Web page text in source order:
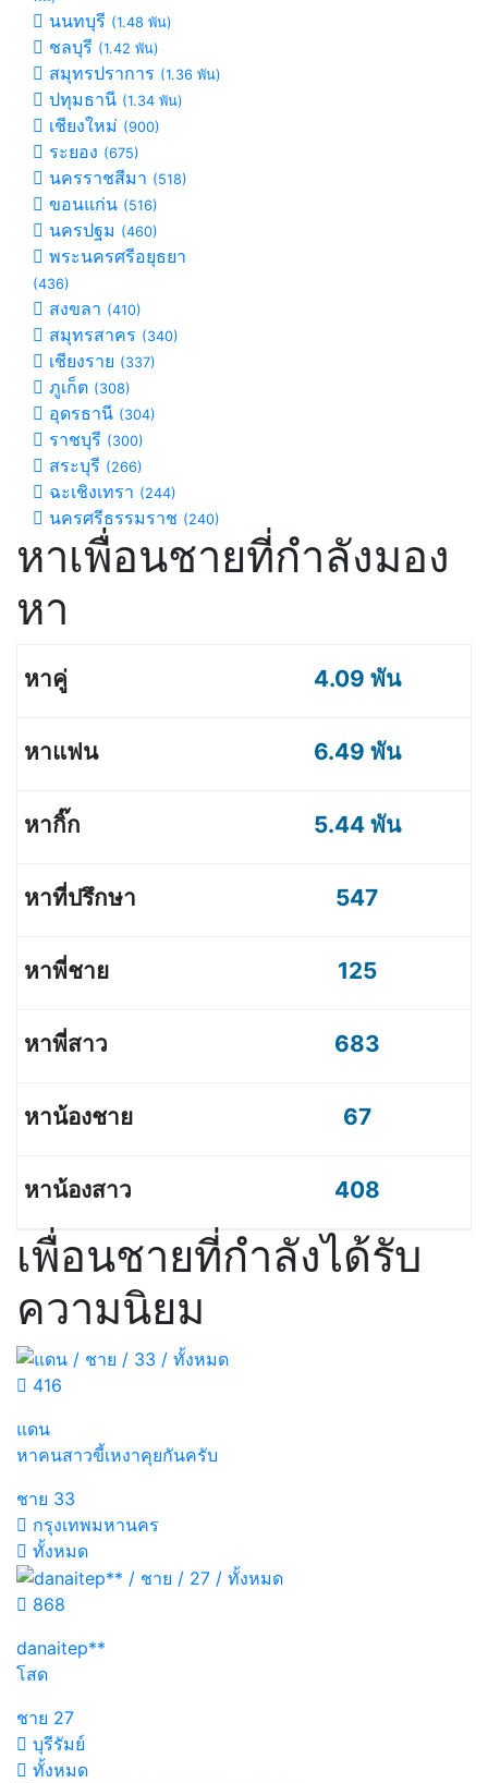
นนทบุรี (1.48 พัน)
ชลบุรี (1.42 พัน)
สมุทรปราการ (1.36 พัน)
ปทุมธานี (1.34 พัน)
เชียงใหม่ (900)
ระยอง (675)
นครราชสีมา (518)
ขอนแก่น (516)
นครปฐม (460)
พระนครศรีอยุธยา
(436)
สงขลา (410)
สมุทรสาคร (340)
เชียงราย (337)
ภูเก็ต (308)
อุดรธานี (304)
ราชบุรี (300)
สระบุรี (266)
ฉะเชิงเทรา (244)
นครศรีธรรมราช (240)
หาเพื่อนชายที่กำลังมอง
หา
4.09 พัน
6.49 พัน
5.44 พัน
547
125
683
67
408
เพื่อนชายที่กำลังได้รับ
ความนิยม
416
แดน
หาคนสาวขี้เหงาคุยกันครับ
ชาย 33
กรุงเทพมหานคร
ทั้งหมด
868
danaitep**
โสด
ชาย 27
บุรีรัมย์
ทั้งหมด